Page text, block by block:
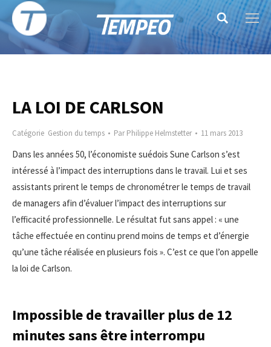
Search:
LA LOI DE CARLSON
Catégorie Gestion du temps ParPhilippe Helmstetter 11 mars 2013
Dans les années 50, l’économiste suédois Sune Carlson s’est
intéressé à l’impact des interruptions dans le travail. Lui et ses
assistants prirent le temps de chronométrer le temps de travail
de managers afin d’évaluer l’impact des interruptions sur
l’efficacité professionnelle. Le résultat fut sans appel : « une
tâche effectuée en continu prend moins de temps et d’énergie
qu’une tâche réalisée en plusieurs fois ». C’est ce que l’on appelle
la loi de Carlson.
Impossible de travailler plus de 12
minutes sans être interrompu